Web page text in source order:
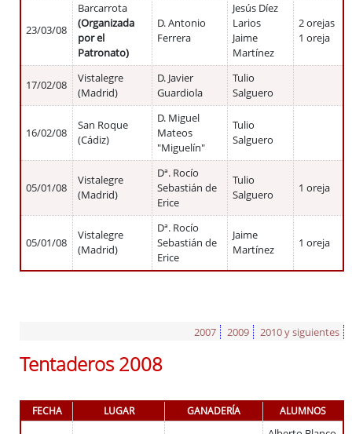
23/03/08
Barcarrota
(Organizada
por el
Patronato)
D. Antonio
Ferrera
Jesús Díez
Larios
Jaime
Martínez
2 orejas
1 oreja
17/02/08
Vistalegre
(Madrid)
D. Javier
Guardiola
Tulio
Salguero
16/02/08
San Roque
(Cádiz)
D. Miguel
Mateos
"Miguelín"
Tulio
Salguero
05/01/08
Vistalegre
(Madrid)
Dª. Rocío
Sebastián de
Erice
Tulio
Salguero
1 oreja
05/01/08
Vistalegre
(Madrid)
Dª. Rocío
Sebastián de
Erice
Jaime
Martínez
1 oreja
2007 2009 2010 y siguientes
Tentaderos 2008
FECHA LUGAR GANADERÍA ALUMNOS